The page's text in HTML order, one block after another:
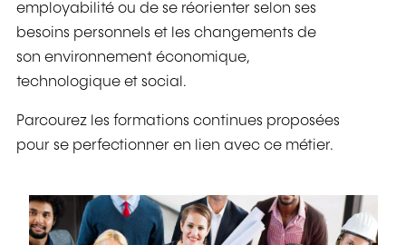
employabilité ou de se réorienter selon ses
besoins personnels et les changements de
son environnement économique,
technologique et social.
Parcourez les formations continues proposées
pour se perfectionner en lien avec ce métier.